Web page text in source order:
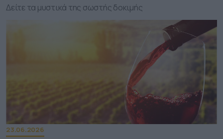
Δείτε τα μυστικά της σωστής δοκιμής
23.06.2026